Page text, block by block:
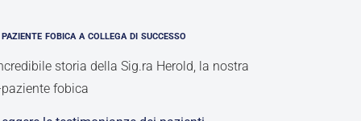
fobica a collega di successo
storia della Sig.ra Herold, la nostra
fobica